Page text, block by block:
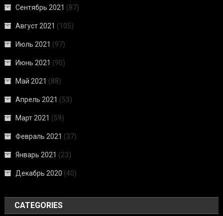
Сентябрь 2021 (87)
Август 2021 (105)
Июль 2021 (97)
Июнь 2021 (90)
Май 2021 (88)
Апрель 2021 (53)
Март 2021 (59)
Февраль 2021 (37)
Январь 2021 (23)
Декабрь 2020 (40)
CATEGORIES